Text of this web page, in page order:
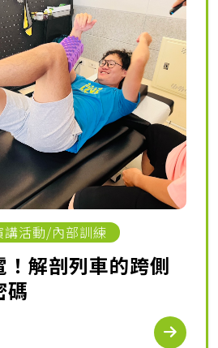
講活動/內部訓練
解剖列車的跨側
碼